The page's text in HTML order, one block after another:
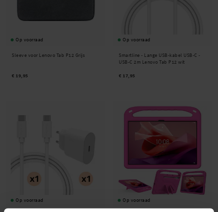
Op voorraad
Sleeve voor Lenovo Tab P12 Grijs
€ 19,95
Op voorraad
Smartline - Lange USB-kabel USB-C -
USB-C 2m Lenovo Tab P12 wit
€ 17,95
Op voorraad Op voorraad